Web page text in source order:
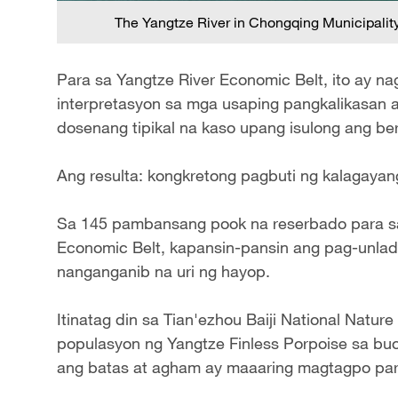
The Yangtze River in Chongqing
Para sa Yangtze River Economic Belt, ito ay
interpretasyon sa mga usaping
dosenang tipikal na kaso upang isulong ang
Ang resulta: kongkretong pagbuti ng
Sa 145 pambansang pook na reserbado para
Economic Belt, kapansin-pansin ang pag-
nanganganib na uri ng hayop.
Itinatag din sa Tian'ezhou Baiji National
populasyon ng Yangtze Finless Porpoise sa
ang batas at agham ay maaaring magtagpo